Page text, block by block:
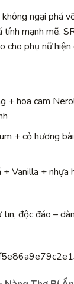
ngại phá
tính mạnh mẽ.
cho phụ nữ hiện
+ hoa cam
+ cỏ hương
+ Vanilla + nhựa
độc đáo –